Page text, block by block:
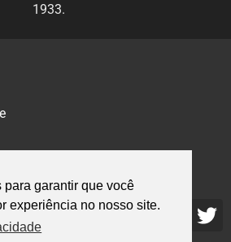
para garantir que você
experiência no nosso site.
1933.